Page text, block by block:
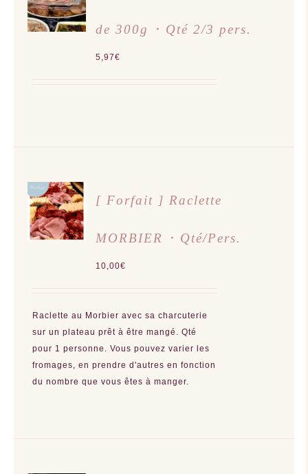
PANIER
/
DÉTAILS
de 300g ･ Qté 2/3 pers.
5,97€
AJOUTER
AU
PANIER
/
DÉTAILS
[ Forfait ] Raclette
MORBIER ･ Qté/Pers.
10,00€
Raclette au Morbier avec sa charcuterie
sur un plateau prêt à être mangé. Qté
pour 1 personne. Vous pouvez varier les
fromages, en prendre d'autres en fonction
du nombre que vous êtes à manger.